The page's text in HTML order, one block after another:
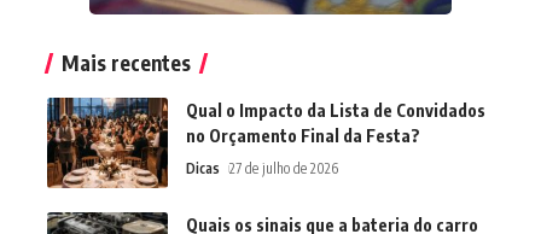
Mais recentes
Qual o Impacto da Lista de Convidados
no Orçamento Final da Festa?
Dicas 27 de julho de 2026
Quais os sinais que a bateria do carro